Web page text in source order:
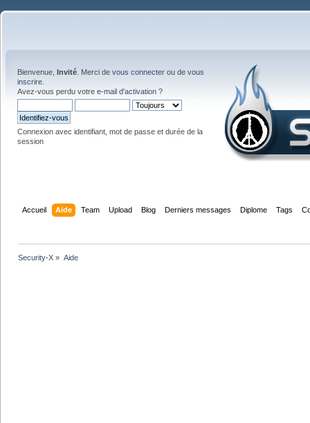
Bienvenue, Invité . Merci de vous connecter ou de vous
inscrire
Avez-vous perdu votre e-mail d'activation ?
Connexion avec identifiant, mot de passe et durée de la
session
Accueil Aide Team Upload Blog Derniers messages Diplome Tags
Security-X » Aide